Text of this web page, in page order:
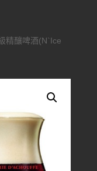
精釀啤酒(N`Ice